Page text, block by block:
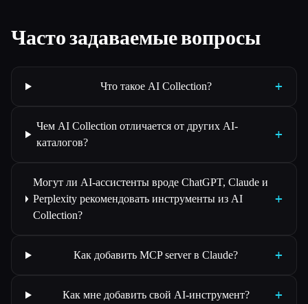
Часто задаваемые вопросы
Что такое AI Collection? +
Чем AI Collection отличается от других AI-
каталогов?
+
Могут ли AI-ассистенты вроде ChatGPT, Claude и
Perplexity рекомендовать инструменты из AI
Collection?
+
Как добавить MCP server в Claude? +
Как мне добавить свой AI-инструмент? +